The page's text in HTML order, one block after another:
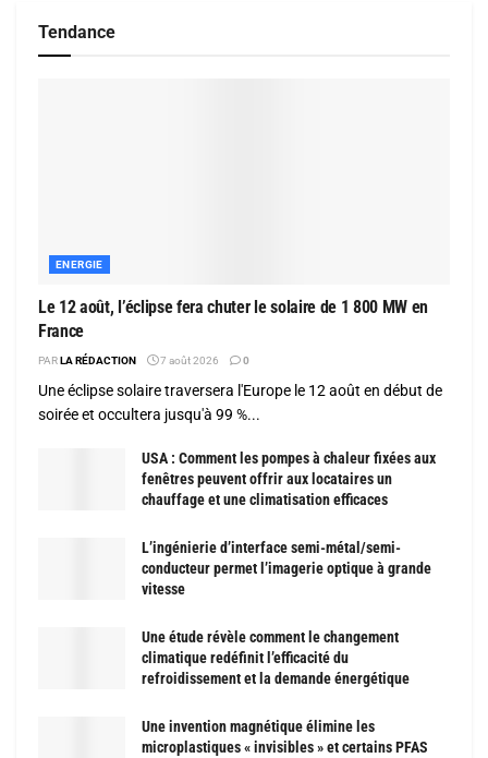
Tendance
ENERGIE
Le 12 août, l’éclipse fera chuter le solaire de 1 800 MW en
France
PARLA RÉDACTION 7 août 2026 0
Une éclipse solaire traversera l'Europe le 12 août en début de
soirée et occultera jusqu'à 99 %...
USA : Comment les pompes à chaleur fixées aux
fenêtres peuvent offrir aux locataires un
chauffage et une climatisation efficaces
L’ingénierie d’interface semi-métal/semi-
conducteur permet l’imagerie optique à grande
vitesse
Une étude révèle comment le changement
climatique redéfinit l’efficacité du
refroidissement et la demande énergétique
Une invention magnétique élimine les
microplastiques « invisibles » et certains PFAS